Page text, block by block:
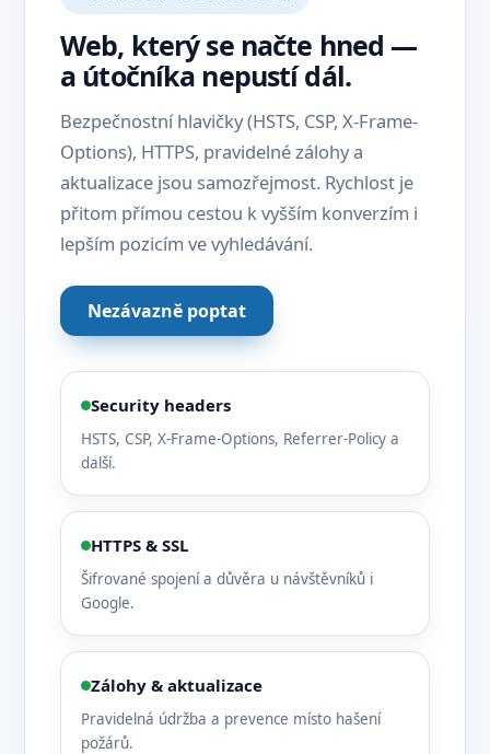
Web, který se načte hned —
a útočníka nepustí dál.
Bezpečnostní hlavičky (HSTS, CSP, X-Frame-
Options), HTTPS, pravidelné zálohy a
aktualizace jsou samozřejmost. Rychlost je
přitom přímou cestou k vyšším konverzím i
lepším pozicím ve vyhledávání.
Nezávazně poptat
Security headers
HSTS, CSP, X-Frame-Options, Referrer-Policy a
další.
HTTPS & SSL
Šifrované spojení a důvěra u návštěvníků i
Google.
Zálohy & aktualizace
Pravidelná údržba a prevence místo hašení
požárů.